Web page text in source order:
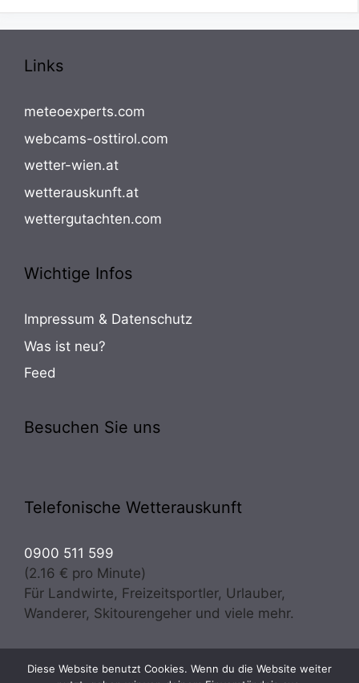
Links
meteoexperts.com
webcams-osttirol.com
wetter-wien.at
wetterauskunft.at
wettergutachten.com
Wichtige Infos
Impressum & Datenschutz
Was ist neu?
Feed
Besuchen Sie uns
Telefonische Wetterauskunft
0900 511 599
(2.16 € pro Minute)
Für Landwirte, Freizeitsportler, Urlauber,
Wanderer, Skitourengeher und viele mehr.
Copyright © 2026 · Wetter Osttirol | meteo experts
Diese Website benutzt Cookies. Wenn du die Website weiter